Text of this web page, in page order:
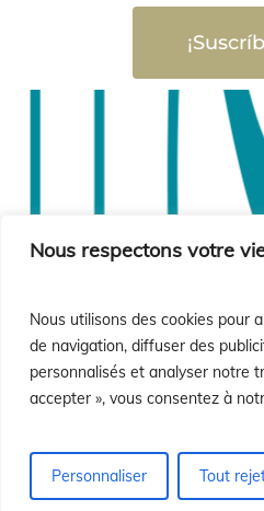
Nous respectons votre
Nous utilisons des cookies pour
de navigation, diffuser des
personnalisés et analyser notre
accepter », vous consentez à
Personnaliser Tout